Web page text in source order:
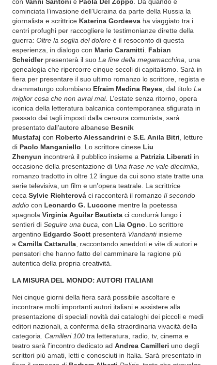
cominciata l’invasione dell’Ucraina da parte della Russia la
giornalista e scrittrice Katerina Gordeeva ha viaggiato tra i
centri profughi per raccogliere le testimonianze dirette della
guerra: Oltre la soglia del dolore è il resoconto di questa
esperienza, in dialogo con Mario Caramitti
Fabian
Scheidler presenterà il suo La fine della megamacchina , una
genealogia che ripercorre cinque secoli di capitalismo. Sarà in
fiera per presentare il suo ultimo romanzo lo scrittore, regista e
drammaturgo colombiano Efraim Medina Reyes , dal titolo La
miglior cosa che non avrai mai. L’estate senza ritorno, opera
iconica della letteratura balcanica contemporanea sfigurata in
passato dai tagli imposti dalla censura comunista, sarà
presentato dall’autore albanese Besnik
Mustafaj con Roberto Alessandrini e S.E. Anila Bitri , letture
di Paolo Manganiello . Lo scrittore cinese Liu
Zhenyun incontrerà il pubblico insieme a Patrizia Liberati in
occasione della presentazione di Una frase ne vale diecimila
romanzo tradotto in oltre 12 lingue da cui sono state tratte una
serie televisiva, un film e un’opera teatrale. La scrittrice
ceca Sylvie Richterová ci racconterà il romanzo Il secondo
addio con Leonardo G. Luccone mentre la poetessa
spagnola Virginia Aguilar Bautista ci condurrà lungo i
sentieri di Seguire una buca con Lia Ogno . Lo scrittore
argentino Edgardo Scott presenterà Viandanti insieme
a Camilla Cattarulla , raccontando aneddoti e vite di autori e
pensatori che hanno fatto del camminare la ragione più
autentica della propria creatività.
LA MISURA DEL MONDO: AUTORI ITALIANI
Nei cinque giorni della fiera sarà possibile ascoltare e
incontrare molti importanti autori italiani e assistere alla
presentazione di speciali novità dai cataloghi dei piccoli e medi
editori nazionali, a conferma della straordinaria vivacità della
categoria. Camilleri 100 tra letteratura, radio, tv, cinema e
teatro sarà l’incontro dedicato ad Andrea Camilleri uno degli
scrittori più amati, letti e conosciuti in Italia. Sarà presentato in